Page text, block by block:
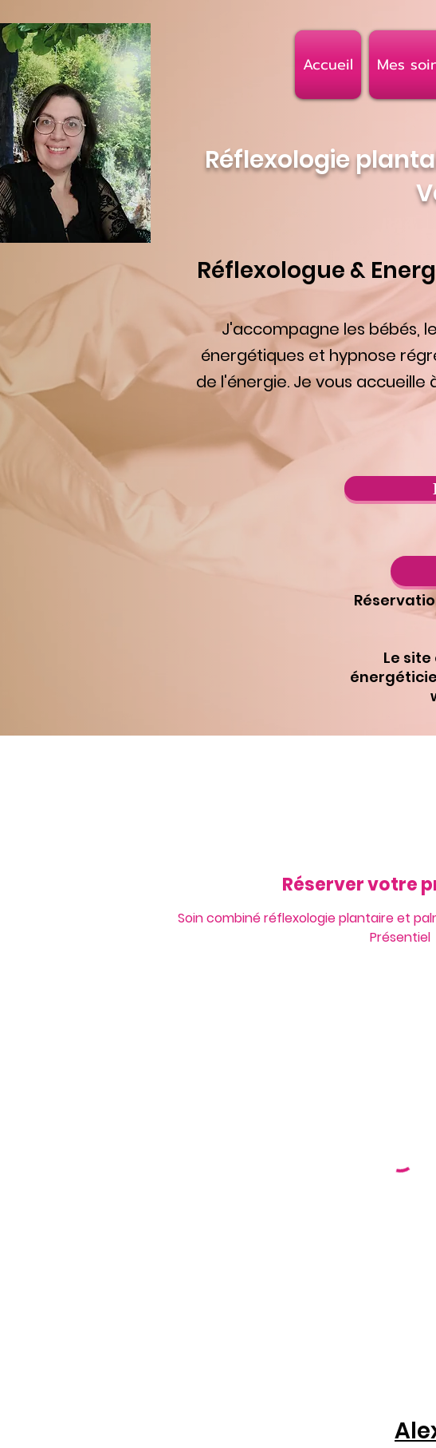
Réflexologie
Accueil Mes
Réflexologue &
J'accompagne les bébés,
énergétiques et hypnose
de l'énergie. Je vous
​Le
Réserver votre
Soin combiné réflexologie plantaire et
Présentiel